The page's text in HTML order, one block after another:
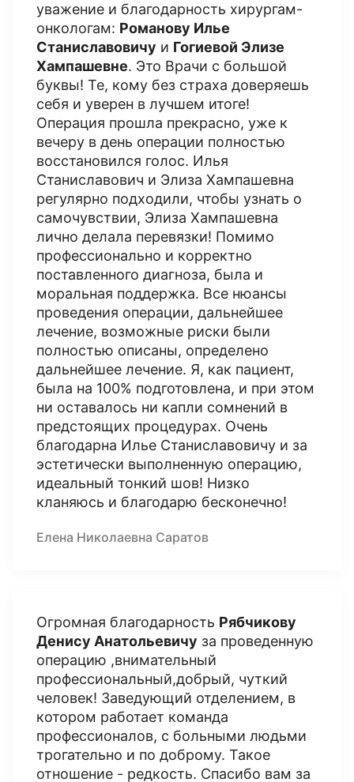
уважение и благодарность хирургам-
онкологам: Романову Илье
Станиславовичу и Гогиевой Элизе
Хампашевне. Это Врачи с большой
буквы! Те, кому без страха доверяешь
себя и уверен в лучшем итоге!
Операция прошла прекрасно, уже к
вечеру в день операции полностью
восстановился голос. Илья
Станиславович и Элиза Хампашевна
регулярно подходили, чтобы узнать о
самочувствии, Элиза Хампашевна
лично делала перевязки! Помимо
профессионально и корректно
поставленного диагноза, была и
моральная поддержка. Все нюансы
проведения операции, дальнейшее
лечение, возможные риски были
полностью описаны, определено
дальнейшее лечение. Я, как пациент,
была на 100% подготовлена, и при этом
ни оставалось ни капли сомнений в
предстоящих процедурах. Очень
благодарна Илье Станиславовичу и за
эстетически выполненную операцию,
идеальный тонкий шов! Низко
кланяюсь и благодарю бесконечно!
Елена Николаевна Саратов
Огромная благодарность Рябчикову
Денису Анатольевичу за проведенную
операцию ,внимательный
профессиональный,добрый, чуткий
человек! Заведующий отделением, в
котором работает команда
профессионалов, с больными людьми
трогательно и по доброму. Такое
отношение - редкость. Спасибо вам за